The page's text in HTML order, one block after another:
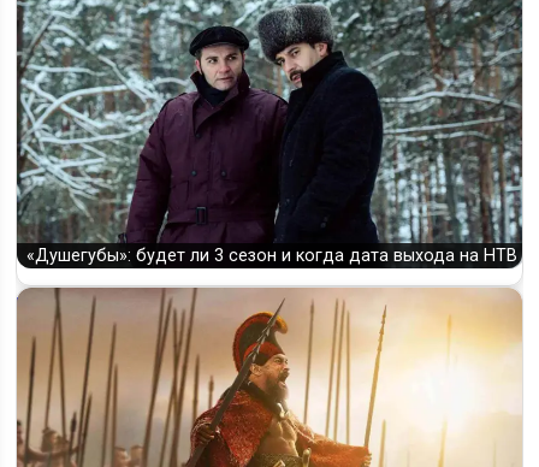
«Душегубы»: будет ли 3 сезон и когда дата выхода на НТВ